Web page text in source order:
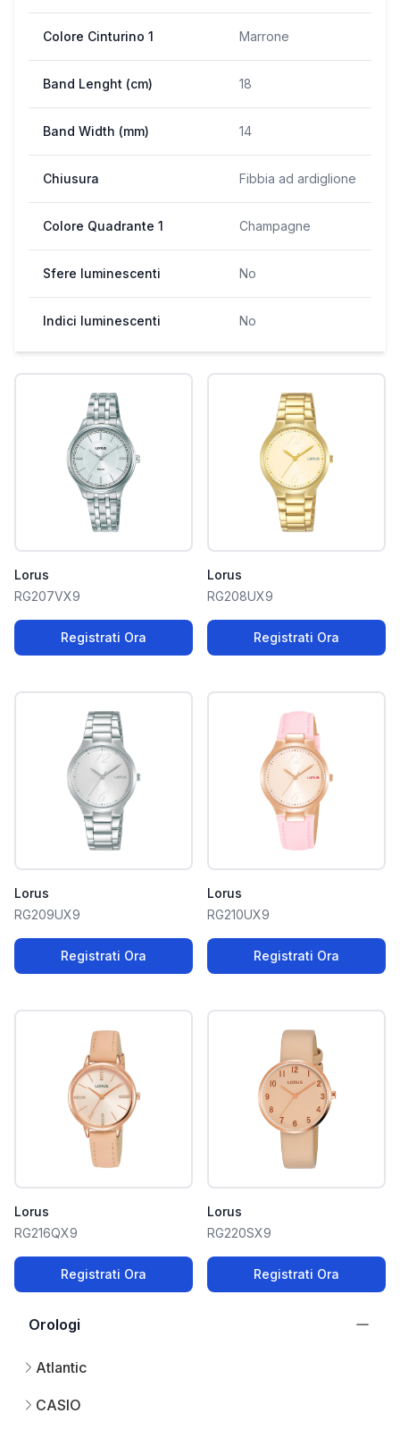
Orologi
Atlantic
CASIO
Colore Cinturino 1 Marrone
Band Lenght (cm) 18
Band Width (mm) 14
Chiusura Fibbia ad ardiglione
Colore Quadrante 1 Champagne
Sfere luminescenti No
Indici luminescenti No
Lorus
RG207VX9
Registrati Ora
Lorus
RG208UX9
Registrati Ora
Lorus
RG209UX9
Registrati Ora
Lorus
RG210UX9
Registrati Ora
Lorus
RG216QX9
Registrati Ora
Lorus
RG220SX9
Registrati Ora